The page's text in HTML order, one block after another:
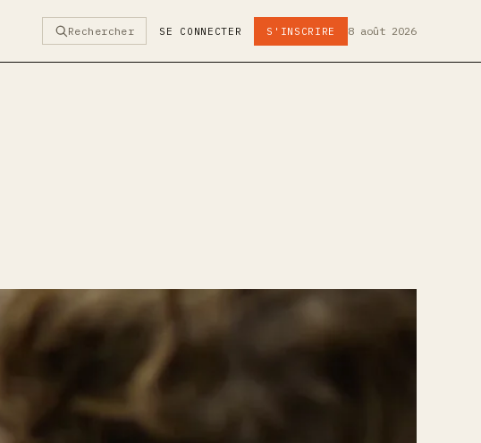
Rechercher SE CONNECTER S'INSCRIRE 8 août 2026